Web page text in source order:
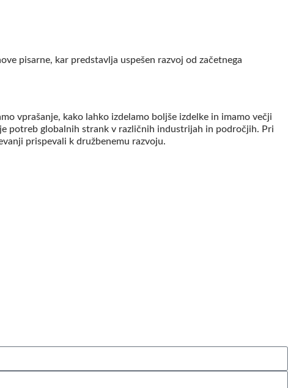
pisarne, kar predstavlja uspešen razvoj od začetnega
vprašanje, kako lahko izdelamo boljše izdelke in imamo večji
potreb globalnih strank v različnih industrijah in področjih. Pri
prispevali k družbenemu razvoju.